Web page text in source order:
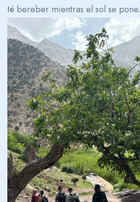
té bereber mientras el sol se pone.